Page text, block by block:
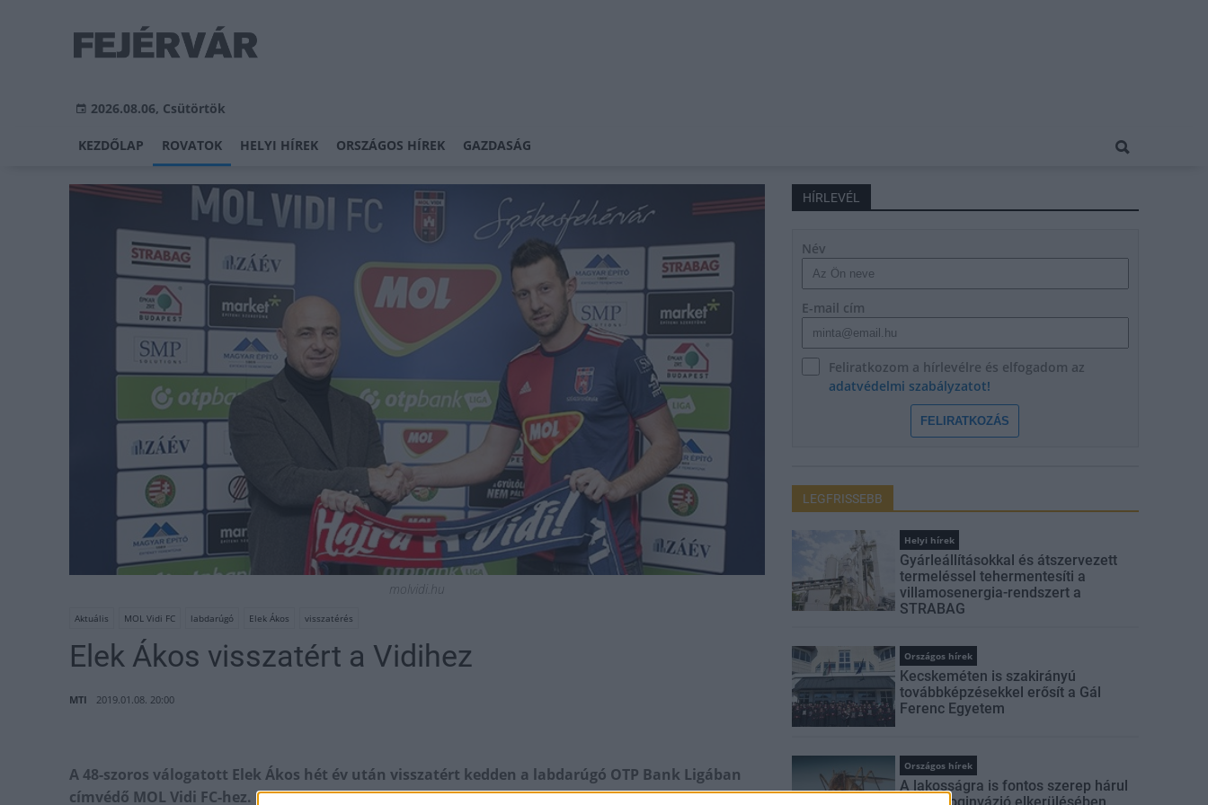
2026.08.06, Csütörtök
KEZDŐLAP ROVATOK HELYI HÍREK ORSZÁGOS HÍREK GAZDASÁG
molvidi.hu
Aktuális MOL Vidi FC labdarúgó Elek Ákos visszatérés
Elek Ákos visszatért a Vidihez
MTI 2019.01.08. 20:00
A 48-szoros válogatott Elek Ákos hét év után visszatért kedden a labdarúgó OTP Bank Ligában
címvédő MOL Vidi FC-hez.
HÍRLEVÉL
Név
E-mail cím
Feliratkozom a hírlevélre és elfogadom az
adatvédelmi szabályzatot!
FELIRATKOZÁS
LEGFRISSEBB
Helyi hírek
Gyárleállításokkal és átszervezett
termeléssel tehermentesíti a
villamosenergia-rendszert a
STRABAG
Országos hírek
Kecskeméten is szakirányú
továbbképzésekkel erősít a Gál
Ferenc Egyetem
Országos hírek
A lakosságra is fontos szerep hárul